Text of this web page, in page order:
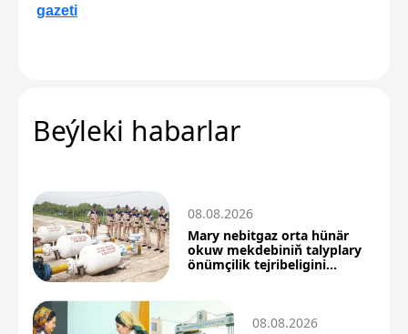
gazeti
Beýleki habarlar
08.08.2026
Mary nebitgaz orta hünär
okuw mekdebiniň talyplary
önümçilik tejribeligini
08.08.2026